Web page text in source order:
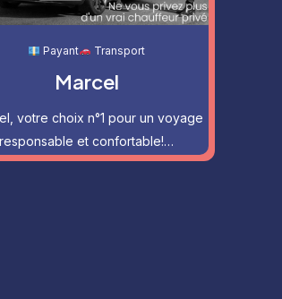
Payant Transport
Marcel
votre choix n°1 pour un voyage
responsable et confortable!…